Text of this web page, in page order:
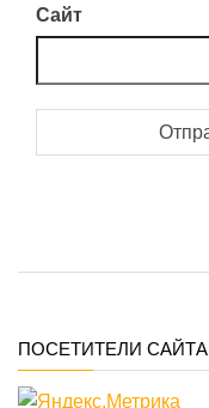
Сайт
ПОСЕТИТЕЛИ САЙТА